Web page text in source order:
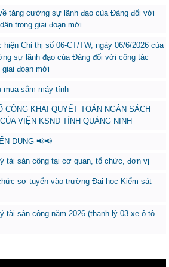
tăng cường sự lãnh đạo của Đảng đối với
trong giai đoạn mới
hiện Chỉ thị số 06-CT/TW, ngày 06/6/2026 của
sự lãnh đạo của Đảng đối với công tác
giai đoạn mới
mua sắm máy tính
CÔNG KHAI QUYẾT TOÁN NGÂN SÁCH
VIỆN KSND TỈNH QUẢNG NINH
DỤNG 📢📢
tài sản công tại cơ quan, tổ chức, đơn vị
sơ tuyển vào trường Đại học Kiểm sát
tài sản công năm 2026 (thanh lý 03 xe ô tô